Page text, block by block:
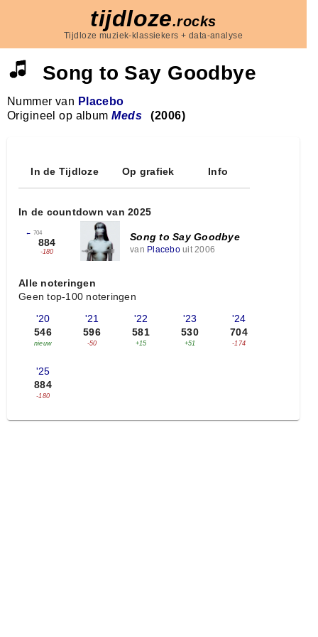
tijdloze.rocks
Tijdloze muziek-klassiekers + data-analyse
Song to Say Goodbye
Nummer van Placebo
Origineel op albumMeds (2006)
In de Tijdloze Op grafiek Info
In de countdown van 2025
← 704
884
-180
Song to Say Goodbye
van Placebouit 2006
Alle noteringen
Geen top-100 noteringen
'20
546
nieuw
'21
596
-50
'22
581
+15
'23
530
+51
'24
704
-174
'25
884
-180